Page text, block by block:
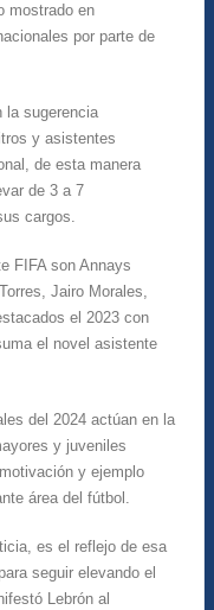
mostrado en
por parte de
la sugerencia
y asistentes
de esta manera
de 3 a 7
cargos.
FIFA son Annays
Jairo Morales,
el 2023 con
el novel asistente
del 2024 actúan en la
y juveniles
y ejemplo
área del fútbol.
es el reflejo de esa
seguir elevando el
Lebrón al